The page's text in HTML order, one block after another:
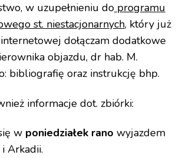
w uzupełnieniu do programu
st. niestacjonarnych, który już
dołączam dodatkowe
objazdu, dr hab. M.
bibliografię oraz instrukcję bhp.
informacje dot. zbiórki:
w poniedziałek rano wyjazdem
Arkadii.